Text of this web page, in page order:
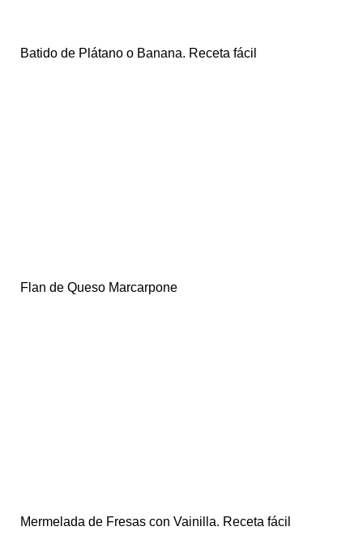
Batido de Plátano o Banana. Receta fácil
Flan de Queso Marcarpone
Mermelada de Fresas con Vainilla. Receta fácil